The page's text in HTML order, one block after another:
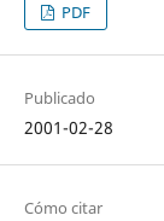
PDF
Publicado
2001-02-28
Cómo citar